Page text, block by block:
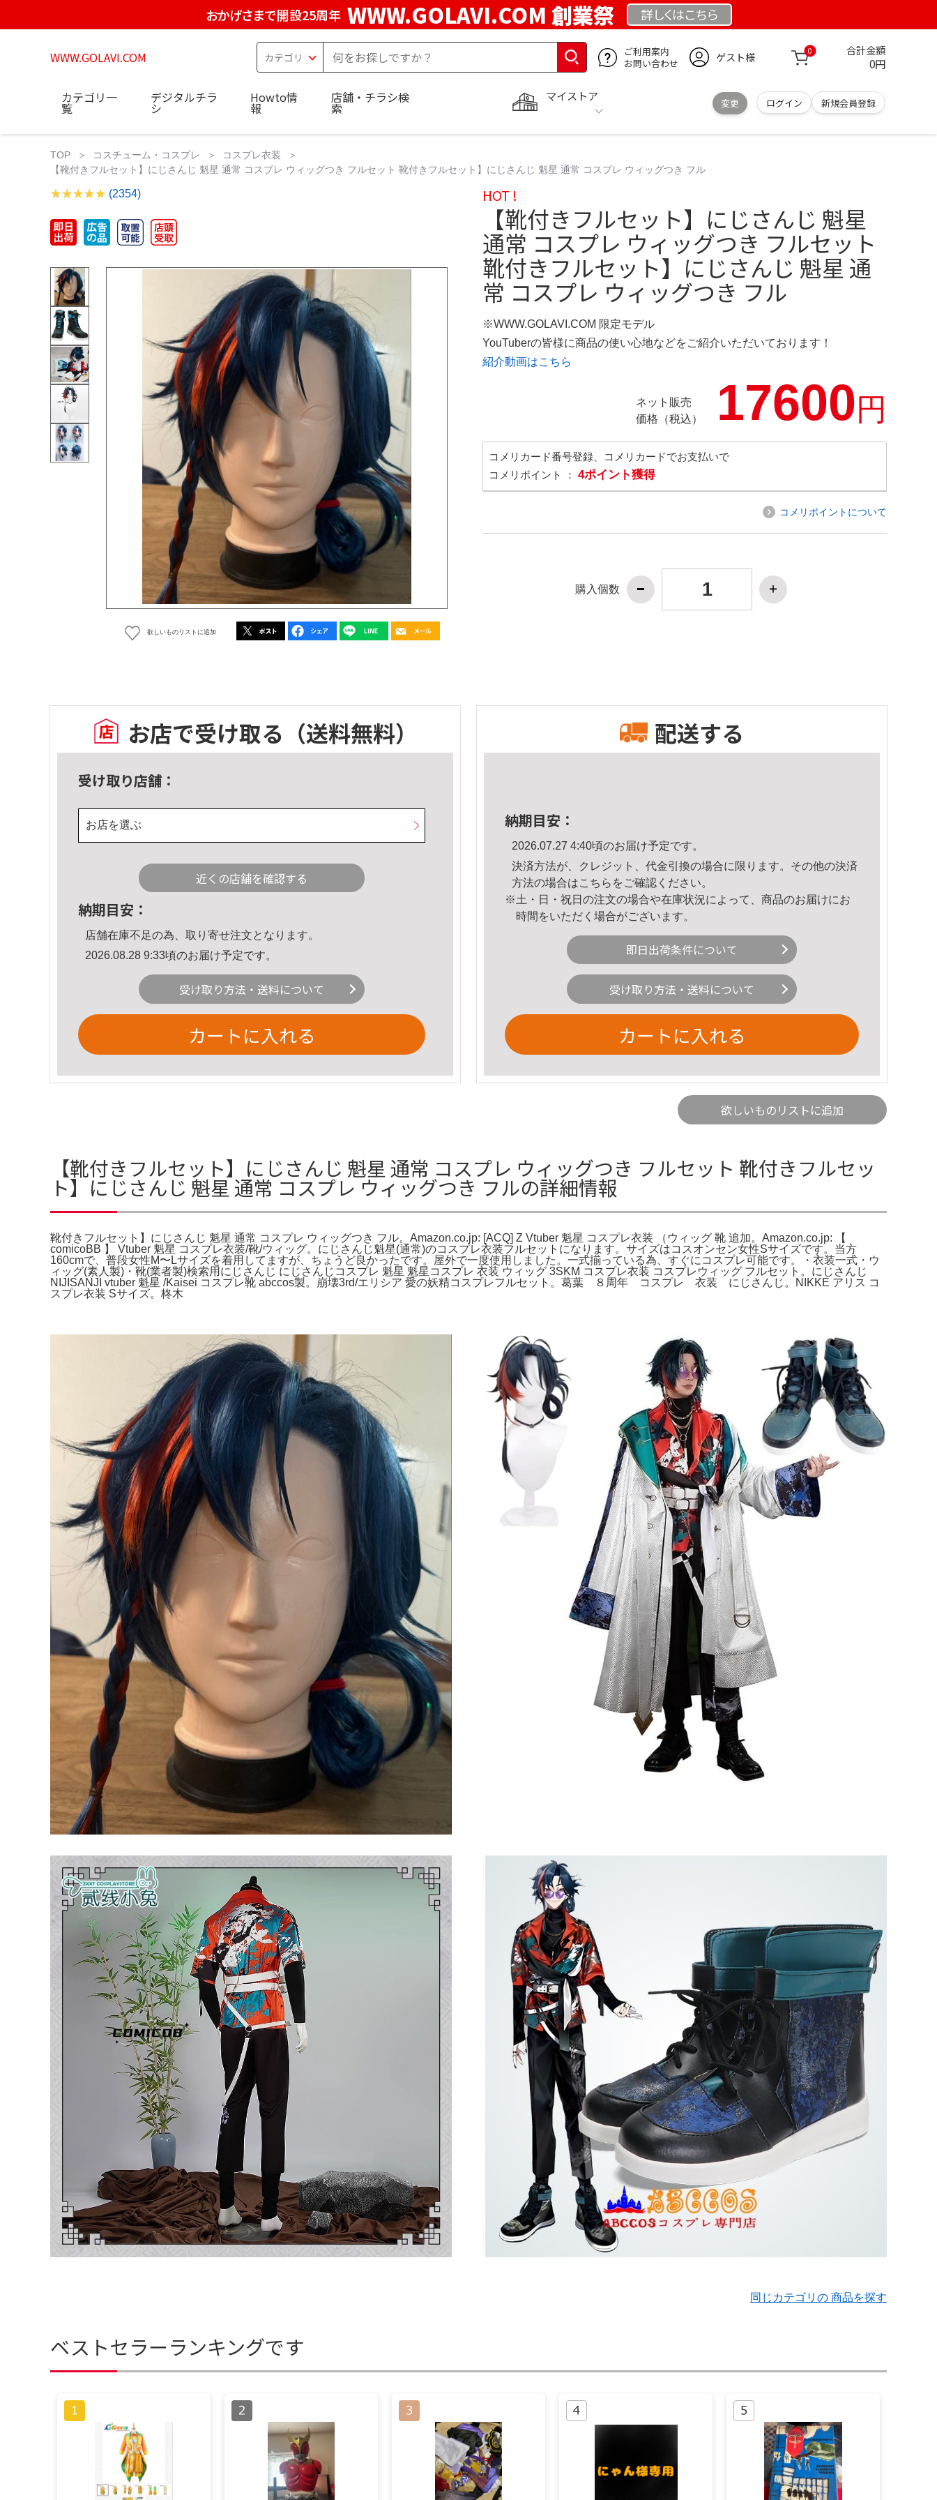
おかげさまで開設25周年 WWW.GOLAVI.COM 創業祭 詳しくはこちら
WWW.GOLAVI.COM
ご利用案内
お問い合わせ
ゲスト様 0 合計金額
0円
マイストア
変更 ログイン 新規会員登録
カテゴリ一
覧
デジタルチラ
シ
Howto情
報
店舗・チラシ検
索
TOP コスチューム・コスプレ
コスプレ衣装
【靴付きフルセット】にじさんじ 魁星 通常 コスプレ ウィッグつき フルセット 靴付きフルセット】にじさんじ 魁星 通常 コスプレ ウィッグつき フル
(2354)
欲しいものリストに追加
HOT !
【靴付きフルセット】にじさんじ 魁星
通常 コスプレ ウィッグつき フルセット
靴付きフルセット】にじさんじ 魁星 通
常 コスプレ ウィッグつき フル
※WWW.GOLAVI.COM 限定モデル
YouTuberの皆様に商品の使い心地などをご紹介いただいております！
紹介動画はこちら
ネット販売
価格（税込）
17600円
コメリカード番号登録、コメリカードでお支払いで
コメリポイント ： 4ポイント獲得
コメリポイントについて
購入個数
お店で受け取る （送料無料）
受け取り店舗：
お店を選ぶ
近くの店舗を確認する
納期目安：
店舗在庫不足の為、取り寄せ注文となります。
2026.08.28 9:33頃のお届け予定です。
受け取り方法・送料について
カートに入れる
配送する
納期目安：
2026.07.27 4:40頃のお届け予定です。
決済方法が、クレジット、代金引換の場合に限ります。その他の決済
方法の場合はこちら をご確認ください。
※土・日・祝日の注文の場合や在庫状況によって、商品のお届けにお
時間をいただく場合がございます。
即日出荷条件について
受け取り方法・送料について
カートに入れる
欲しいものリストに追加
【靴付きフルセット】にじさんじ 魁星 通常 コスプレ ウィッグつき フルセット 靴付きフルセッ
ト】にじさんじ 魁星 通常 コスプレ ウィッグつき フルの詳細情報
靴付きフルセット】にじさんじ 魁星 通常 コスプレ ウィッグつき フル。Amazon.co.jp: [ACQ] Z Vtuber 魁星 コスプレ衣装 （ウィッグ 靴 追加。Amazon.co.jp: 【
comicoBB 】 Vtuber 魁星 コスプレ衣装/靴/ウィッグ。にじさんじ魁星(通常)のコスプレ衣装フルセットになります。サイズはコスオンセン女性Sサイズです。当方
160cmで、普段女性M〜Lサイズを着用してますが、ちょうど良かったです。屋外で一度使用しました。一式揃っている為、すぐにコスプレ可能です。・衣装一式・ウ
ィッグ(素人製)・靴(業者製)検索用にじさんじ にじさんじコスプレ 魁星 魁星コスプレ 衣装 ウィッグ 3SKM コスプレ衣装 コスプレウィッグ フルセット。にじさんじ
NIJISANJI vtuber 魁星 /Kaisei コスプレ靴 abccos製。崩壊3rd/エリシア 愛の妖精コスプレフルセット。葛葉 ８周年 コスプレ 衣装 にじさんじ。NIKKE アリス コ
スプレ衣装 Sサイズ。柊木
同じカテゴリの 商品を探す
ベストセラーランキングです